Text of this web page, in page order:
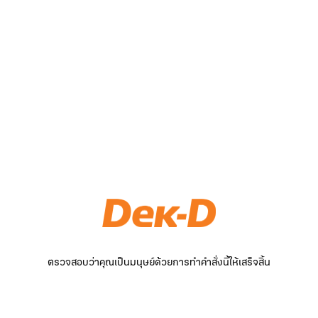
ตรวจสอบว่าคุณเป็นมนุษย์ด้วยการทำคำสั่งนี้ให้เสร็จสิ้น